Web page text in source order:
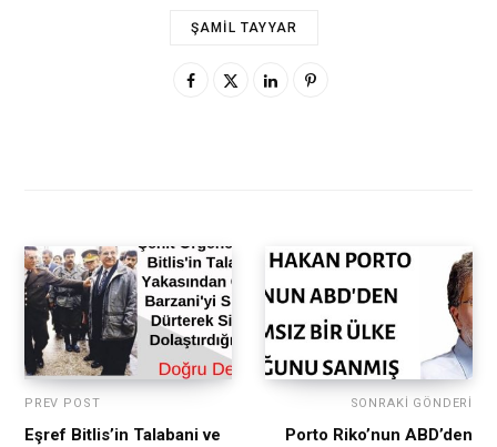
ŞAMIL TAYYAR
PREV POST
Eşref Bitlis’in Talabani ve
SONRAKI GÖNDERI
Porto Riko’nun ABD’den